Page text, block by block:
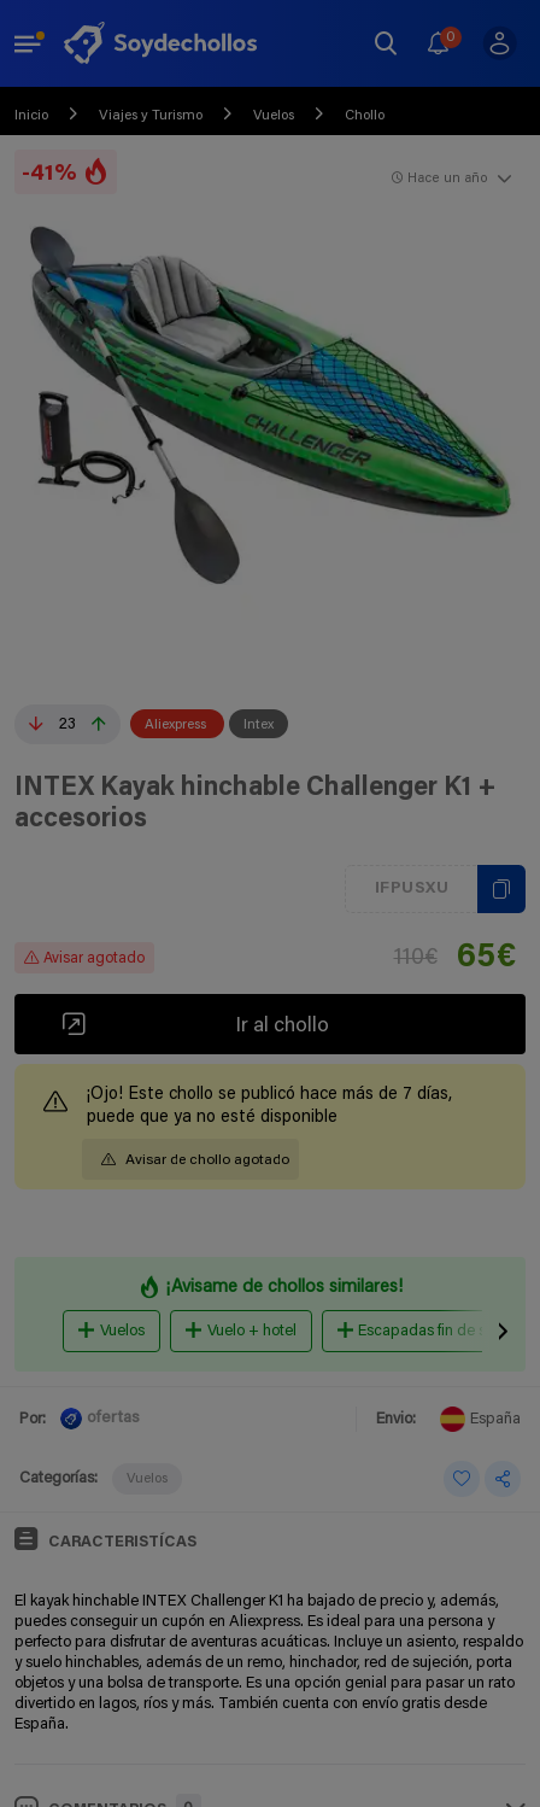
0
Inicio Viajes y Turismo Vuelos Chollo
-41%
23 Aliexpress Intex
Hace un año
INTEX Kayak hinchable Challenger K1 +
accesorios
IFPUSXU
Avisar agotado 110€ 65€
Ir al chollo
¡Ojo! Este chollo se publicó hace más de 7 días,
puede que ya no esté disponible
Avisar de chollo agotado
¡Avisame de chollos similares!
Vuelos Vuelo + hotel Escapadas fin de semana
Por: ofertas Envio: España
Categorías: Vuelos
CARACTERISTÍCAS
El kayak hinchable INTEX Challenger K1 ha bajado de precio y, además,
puedes conseguir un cupón en Aliexpress. Es ideal para una persona y
perfecto para disfrutar de aventuras acuáticas. Incluye un asiento, respaldo
y suelo hinchables, además de un remo, hinchador, red de sujeción, porta
objetos y una bolsa de transporte. Es una opción genial para pasar un rato
divertido en lagos, ríos y más. También cuenta con envío gratis desde
España.